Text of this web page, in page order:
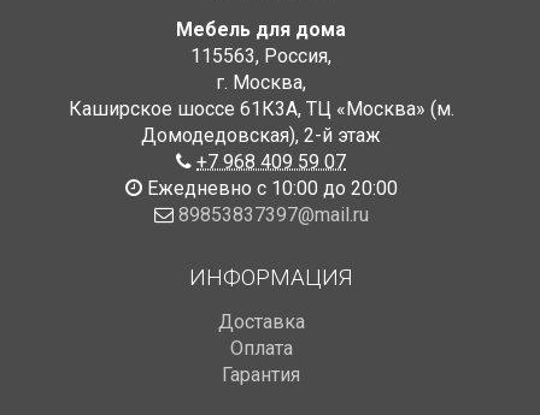
Мебель для дома
115563, Россия,
г. Москва,
Каширское шоссе 61К3А, ТЦ «Москва» (м.
Домодедовская), 2-й этаж
+7 968 409 59 07
Ежедневно с 10:00 до 20:00
89853837397@mail.ru
ИНФОРМАЦИЯ
Доставка
Оплата
Гарантия